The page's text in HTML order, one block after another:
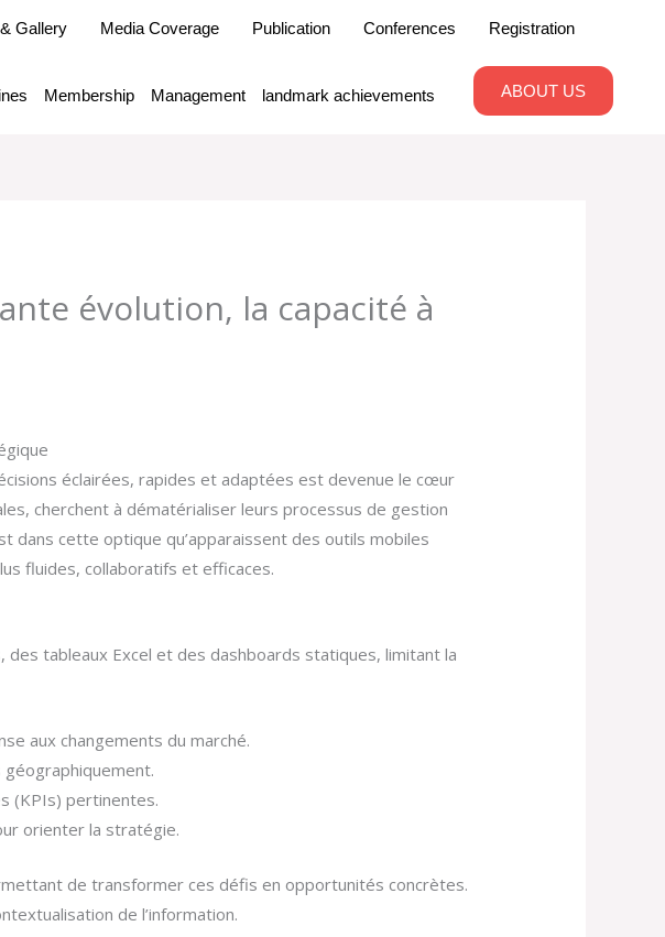
Gallery Media Coverage Publication Conferences Registration
Membership Management landmark achievements ABOUT US
évolution, la capacité à
éclairées, rapides et adaptées est devenue le cœur
cherchent à dématérialiser leurs processus de gestion
dans cette optique qu’apparaissent des outils mobiles
fluides, collaboratifs et efficaces.
tableaux Excel et des dashboards statiques, limitant la
aux changements du marché.
(KPIs) pertinentes.
orienter la stratégie.
de transformer ces défis en opportunités concrètes.
de l’information.